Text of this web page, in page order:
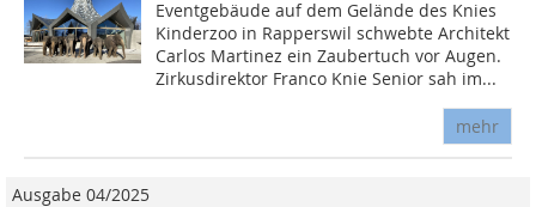
Eventgebäude auf dem Gelände des Knies
Kinderzoo in Rapperswil schwebte Architekt
Carlos Martinez ein Zaubertuch vor Augen.
Zirkusdirektor Franco Knie Senior sah im...
mehr
Ausgabe 04/2025